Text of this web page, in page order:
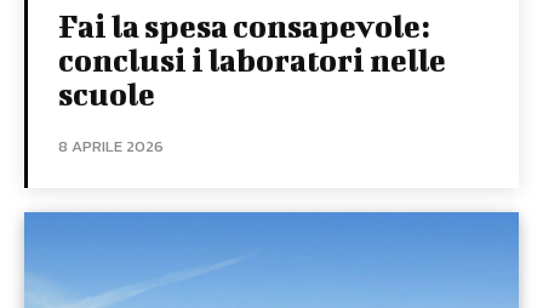
Fai la spesa consapevole:
conclusi i laboratori nelle
scuole
8 APRILE 2026